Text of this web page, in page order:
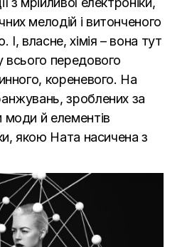
мелодій і витонченого
І, власне, хімія – вона тут
всього передового
кореневого. На
зроблених за
моди й елементів
якою Ната насичена з